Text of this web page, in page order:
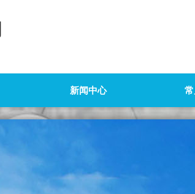
新闻中心